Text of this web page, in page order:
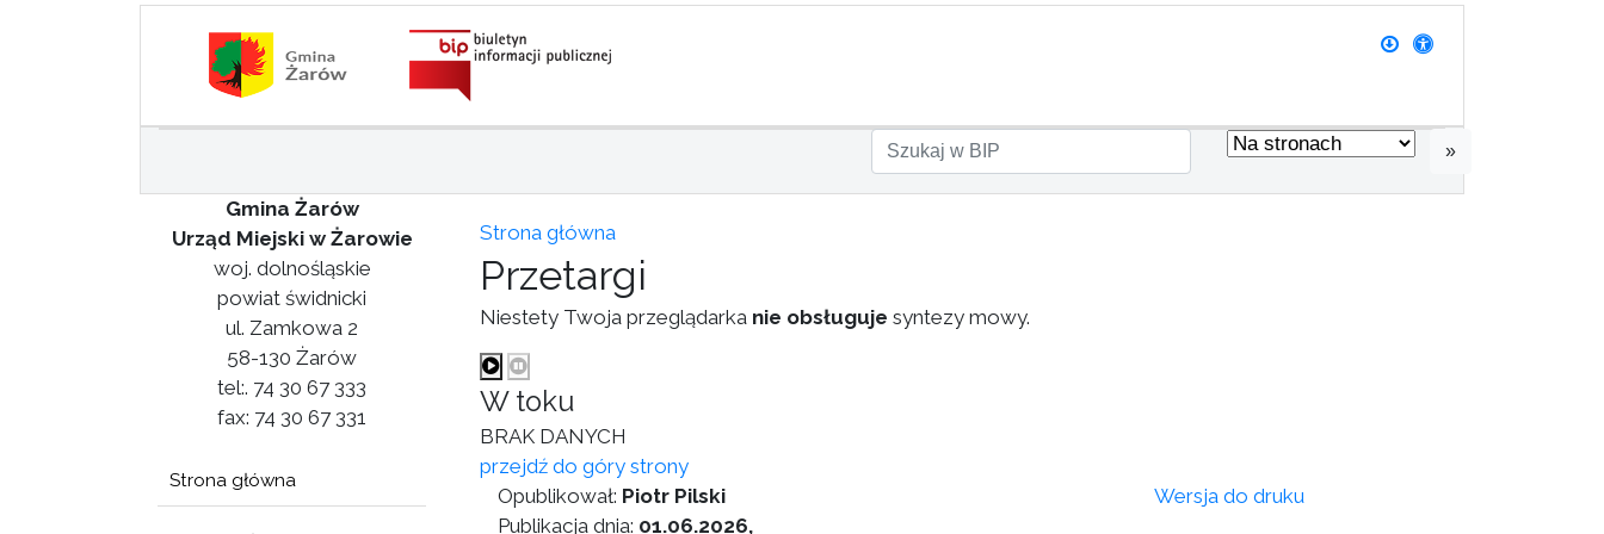
»
Gmina Żarów
Urząd Miejski w Żarowie
woj. dolnośląskie
powiat świdnicki
ul. Zamkowa 2
58-130 Żarów
tel:. 74 30 67 333
fax: 74 30 67 331
Strona główna
Strona główna
Przetargi
Niestety Twoja przeglądarka nie obsługuje syntezy mowy.
W toku
BRAK DANYCH
przejdź do góry strony
Opublikował: Piotr Pilski
Publikacja dnia: 01.06.2026,
Wersja do druku